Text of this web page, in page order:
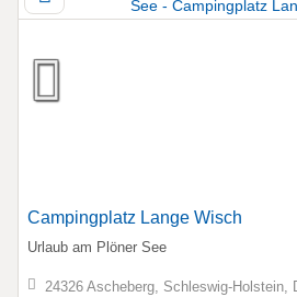
Campingplatz Lange Wisch
Urlaub am Plöner See
24326 Ascheberg, Schleswig-Holstein,